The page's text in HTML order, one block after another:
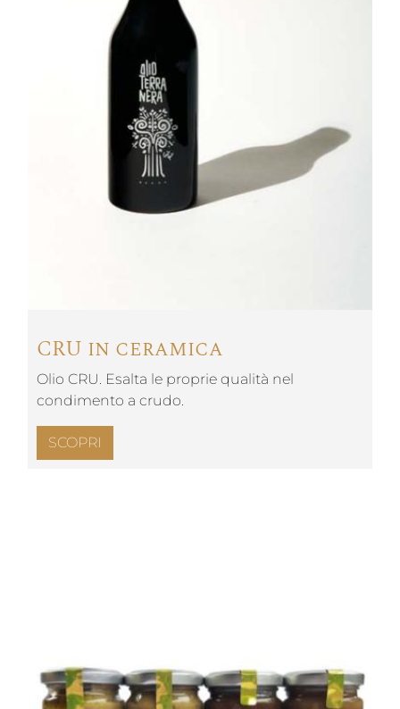
CRU in ceramica
Olio CRU. Esalta le proprie qualità nel
condimento a crudo.
SCOPRI